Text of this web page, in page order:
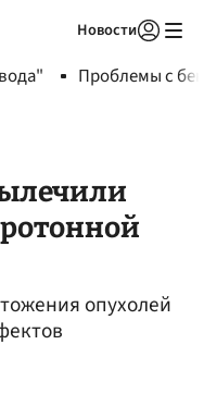
Новости
Проблемы с
опухолей